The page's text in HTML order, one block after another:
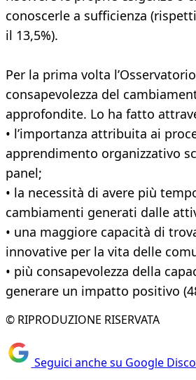
conoscerle a sufficienza
il 13,5%).
Per la prima volta
consapevolezza del
approfondite. Lo ha fatto
• l’importanza attribuita ai
apprendimento organizzativo
panel;
• la necessità di avere più
cambiamenti generati dalle
• una maggiore capacità di
innovative per la vita delle
• più consapevolezza della
generare un impatto positivo
© RIPRODUZIONE RISERVATA
Seguici anche su Google